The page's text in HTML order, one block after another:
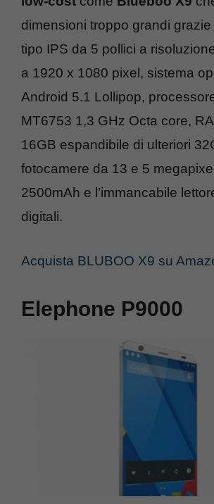
dimensioni troppo grandi
tipo IPS da 5 pollici a
a 1920 x 1080 pixel, sistema
Android 5.1 Lollipop,
MT6753 1,3 GHz Octa core,
16GB espandibile di ulteriori
fotocamere da 13 e 5
2500mAh e l’immancabile
digitali.
Acquista BLUBOO X9 su
Elephone P9000